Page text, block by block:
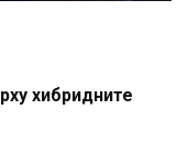
хибридните